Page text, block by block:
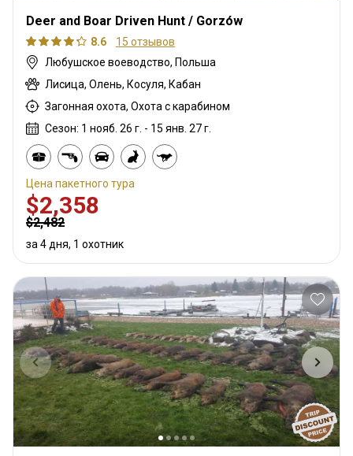
Deer and Boar Driven Hunt / Gorzów
8.6
15 отзывов
Любушское воеводство, Польша
Лисица, Олень, Косуля, Кабан
Загонная охота, Охота с карабином
Сезон: 1 нояб. 26 г. - 15 янв. 27 г.
Цена пакетного тура
$2,358
$2,482
за 4 дня, 1 охотник